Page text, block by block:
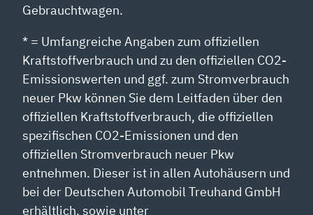
Gebrauchtwagen.
* = Umfangreiche Angaben zum offiziellen
Kraftstoffverbrauch und zu den offiziellen CO2-
Emissionswerten und ggf. zum Stromverbrauch
neuer Pkw können Sie dem Leitfaden über den
offiziellen Kraftstoffverbrauch, die offiziellen
spezifischen CO2-Emissionen und den
offiziellen Stromverbrauch neuer Pkw
entnehmen. Dieser ist in allen Autohäusern und
bei der Deutschen Automobil Treuhand GmbH
erhältlich, sowie unter